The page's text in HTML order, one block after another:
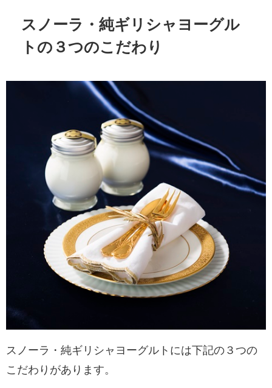
スノーラ・純ギリシャヨーグル
トの３つのこだわり
スノーラ・純ギリシャヨーグルトには下記の３つの
こだわりがあります。